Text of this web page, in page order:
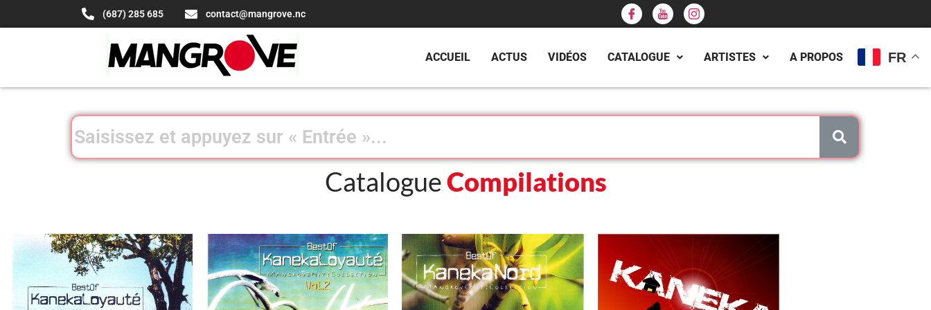
(687) 285 685 contact@mangrove.nc
ACCUEIL ACTUS VIDÉOS CATALOGUE ARTISTES A PROPOS
CatalogueCompilations
FR